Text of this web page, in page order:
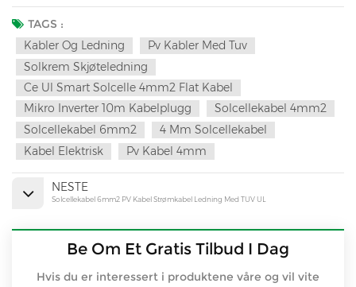
TAGS :
Kabler Og Ledning
Pv Kabler Med Tuv
Solkrem Skjøteledning
Ce Ul Smart Solcelle 4mm2 Flat Kabel
Mikro Inverter 10m Kabelplugg
Solcellekabel 4mm2
Solcellekabel 6mm2
4 Mm Solcellekabel
Kabel Elektrisk
Pv Kabel 4mm
NESTE
Solcellekabel 6mm2 PV Kabel Strømkabel Ledning Med TUV UL
Be Om Et Gratis Tilbud I Dag
Hvis du er interessert i produktene våre og vil vite